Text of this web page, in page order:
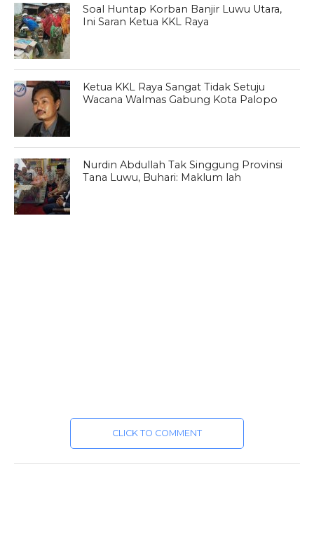
Soal Huntap Korban Banjir Luwu Utara,
Ini Saran Ketua KKL Raya
Ketua KKL Raya Sangat Tidak Setuju
Wacana Walmas Gabung Kota Palopo
Nurdin Abdullah Tak Singgung Provinsi
Tana Luwu, Buhari: Maklum lah
CLICK TO COMMENT